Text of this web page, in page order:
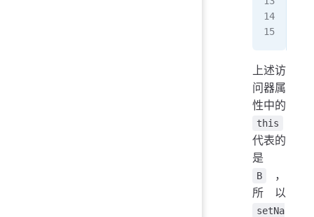
上述访
问器属
性中的
this
代表的
是
B
，
所以
setNa